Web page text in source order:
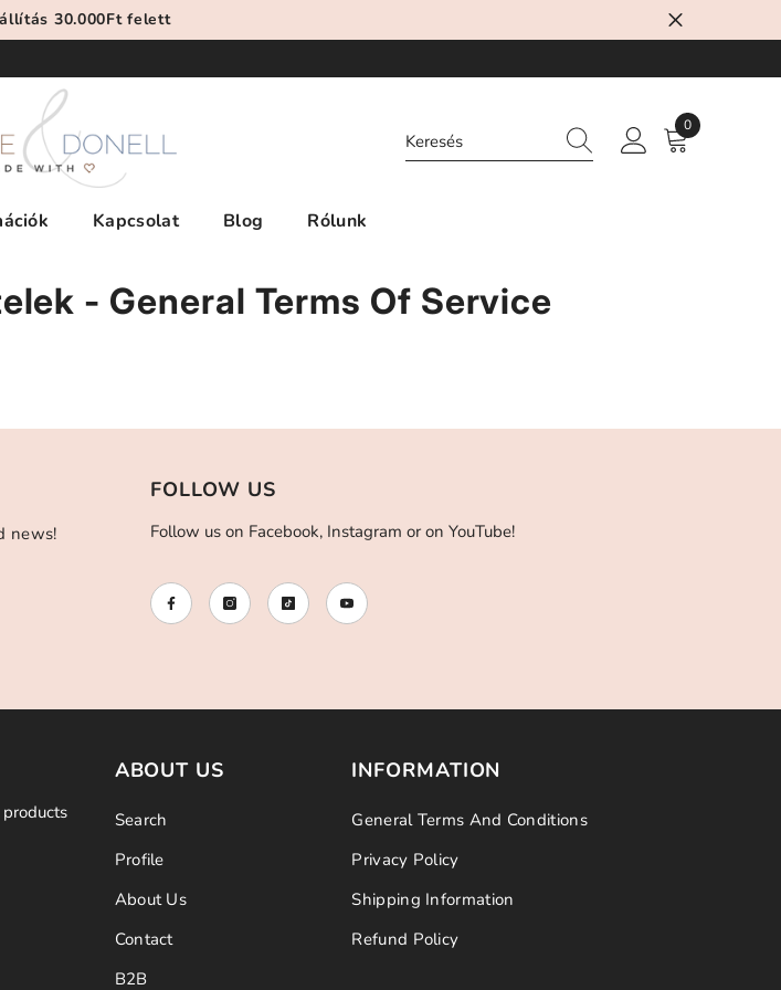
30.000Ft felett
0
0
Kapcsolat Blog Rólunk
- General Terms Of Service
news!
FOLLOW US
Follow us on Facebook, Instagram or on YouTube!
ABOUT US
Search
Profile
About Us
Contact
B2B
INFORMATION
General Terms And Conditions
Privacy Policy
Shipping Information
Refund Policy